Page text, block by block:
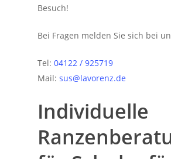
Besuch!
Bei Fragen melden Sie sich bei
Tel:04122 / 925719
Mail:sus@lavorenz.de
Individuelle